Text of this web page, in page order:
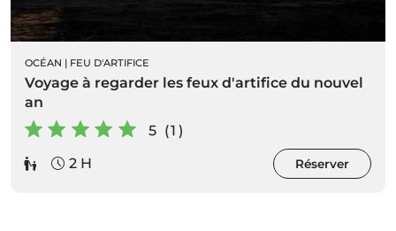
OCÉAN | FEU D'ARTIFICE
Voyage à regarder les feux d'artifice du nouvel
an
5 (1)
2 H
Réserver